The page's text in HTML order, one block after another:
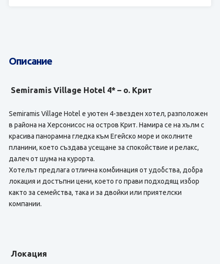
Описание
Semiramis Village Hotel 4* – о. Крит
Semiramis Village Hotel е уютен 4-звезден хотел, разположен
в района на Херсонисос на остров Крит. Намира се на хълм с
красива панорамна гледка към Егейско море и околните
планини, което създава усещане за спокойствие и релакс,
далеч от шума на курорта.
Хотелът предлага отлична комбинация от удобства, добра
локация и достъпни цени, което го прави подходящ избор
както за семейства, така и за двойки или приятелски
компании.
Локация